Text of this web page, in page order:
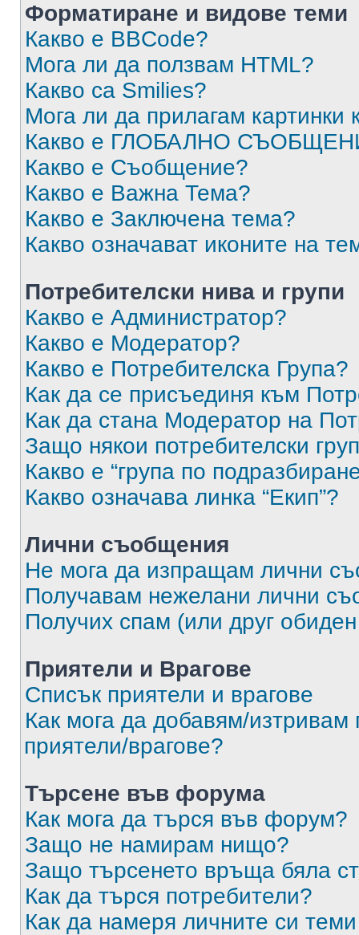
Форматиране и видове теми
Какво е BBCode?
Мога ли да ползвам HTML?
Какво са Smilies?
Мога ли да прилагам
Какво е ГЛОБАЛНО
Какво е Съобщение?
Какво е Важна Тема?
Какво е Заключена тема?
Какво означават иконите на
Потребителски нива и групи
Какво е Администратор?
Какво е Модератор?
Какво е Потребителска Група?
Как да се присъединя към
Как да стана Модератор на
Защо някои потребителски
Какво е “група по
Какво означава линка “Екип”?
Лични съобщения
Не мога да изпращам лични
Получавам нежелани лични
Получих спам (или друг
Приятели и Врагове
Списък приятели и врагове
Как мога да добавям/изтривам
приятели/врагове?
Търсене във форума
Как мога да търся във форум?
Защо не намирам нищо?
Защо търсенето връща бяла
Как да търся потребители?
Как да намеря личните си